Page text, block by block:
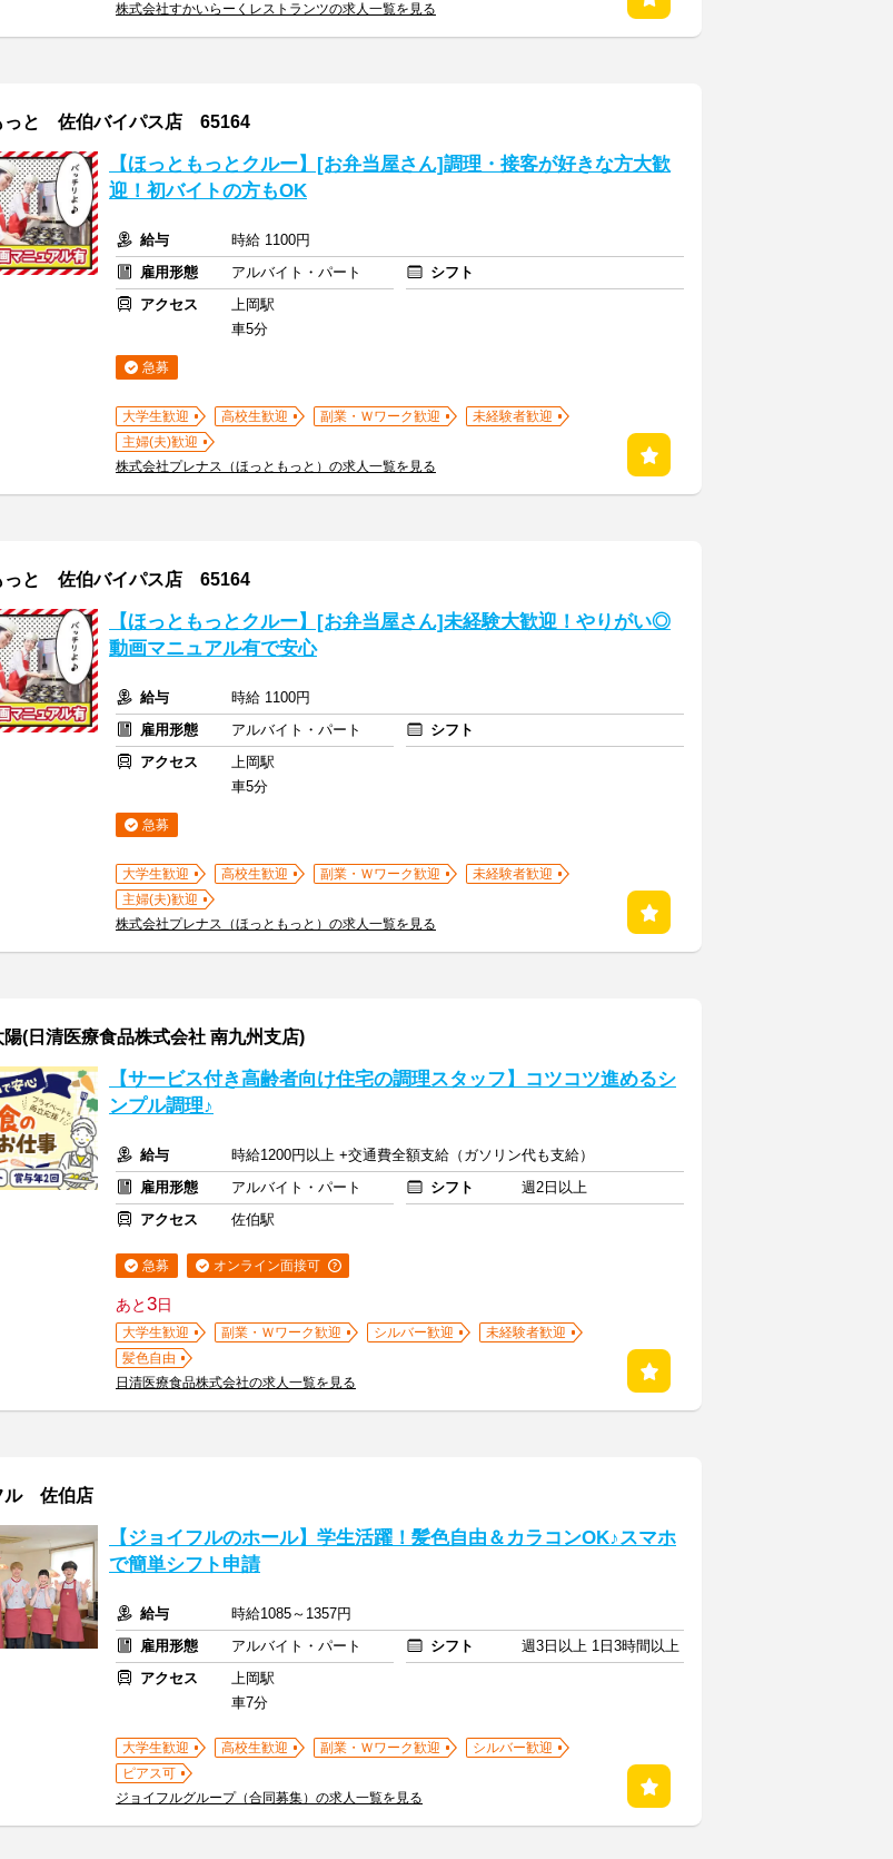
株式会社すかいらーくレストランツの求人一覧を見る
っと 佐伯バイパス店 65164
【ほっともっとクルー】[お弁当屋さん]調理・接客が好きな方大歓
迎！初バイトの方もOK
給与
時給 1100円
雇用形態
アルバイト・パート
シフト
アクセス
上岡駅
車5分
急募
大学生歓迎 高校生歓迎 副業・Ｗワーク歓迎
未経験者歓迎
主婦(夫)歓迎
株式会社プレナス（ほっともっと）の求人一覧を見る
っと 佐伯バイパス店 65164
【ほっともっとクルー】[お弁当屋さん]未経験大歓迎！やりがい◎
動画マニュアル有で安心
給与
時給 1100円
雇用形態
アルバイト・パート
シフト
アクセス
上岡駅
車5分
急募
大学生歓迎 高校生歓迎 副業・Ｗワーク歓迎
未経験者歓迎
主婦(夫)歓迎
株式会社プレナス（ほっともっと）の求人一覧を見る
(日清医療食品株式会社 南九州支店)
【サービス付き高齢者向け住宅の調理スタッフ】コツコツ進めるシ
ンプル調理♪
給与
時給1200円以上 +交通費全額支給（ガソリン代も支給）
雇用形態
アルバイト・パート シフト
週2日以上
アクセス
佐伯駅
急募 オンライン面接可
あと3日
大学生歓迎 副業・Ｗワーク歓迎 シルバー歓迎
未経験者歓迎
髪色自由
日清医療食品株式会社の求人一覧を見る
ル 佐伯店
【ジョイフルのホール】学生活躍！髪色自由＆カラコンOK♪スマホ
で簡単シフト申請
給与
時給1085～1357円
雇用形態
アルバイト・パート シフト
週3日以上 1日3時間以上
アクセス
上岡駅
車7分
大学生歓迎 高校生歓迎 副業・Ｗワーク歓迎
シルバー歓迎
ピアス可
ジョイフルグループ（合同募集）の求人一覧を見る